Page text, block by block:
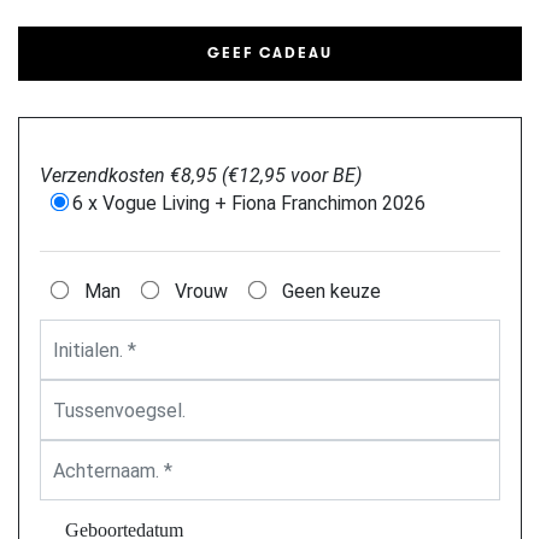
GEEF CADEAU